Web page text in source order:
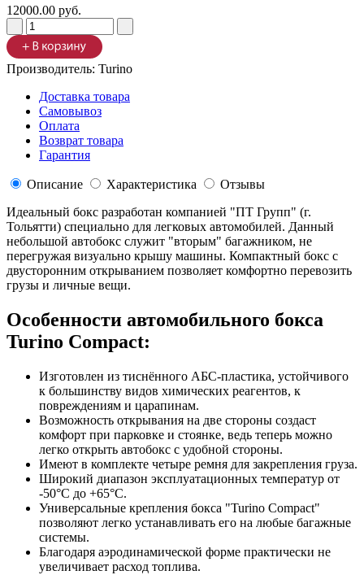
12000.00 руб.
Производитель: Turino
Доставка товара
Самовывоз
Оплата
Возврат товара
Гарантия
Описание Характеристика
Отзывы
Идеальный бокс разработан компанией "ПТ Групп" (г.
Тольятти) специально для легковых автомобилей. Данный
небольшой автобокс служит "вторым" багажником, не
перегружая визуально крышу машины. Компактный бокс с
двусторонним открыванием позволяет комфортно перевозить
грузы и личные вещи.
Особенности автомобильного бокса
Turino Compact:
Изготовлен из тиснённого АБС-пластика, устойчивого
к большинству видов химических реагентов, к
повреждениям и царапинам.
Возможность открывания на две стороны создаст
комфорт при парковке и стоянке, ведь теперь можно
легко открыть автобокс с удобной стороны.
Имеют в комплекте четыре ремня для закрепления груза.
Широкий диапазон эксплуатационных температур от
-50°C до +65°C.
Универсальные крепления бокса "Turino Compact"
позволяют легко устанавливать его на любые багажные
системы.
Благодаря аэродинамической форме практически не
увеличивает расход топлива.